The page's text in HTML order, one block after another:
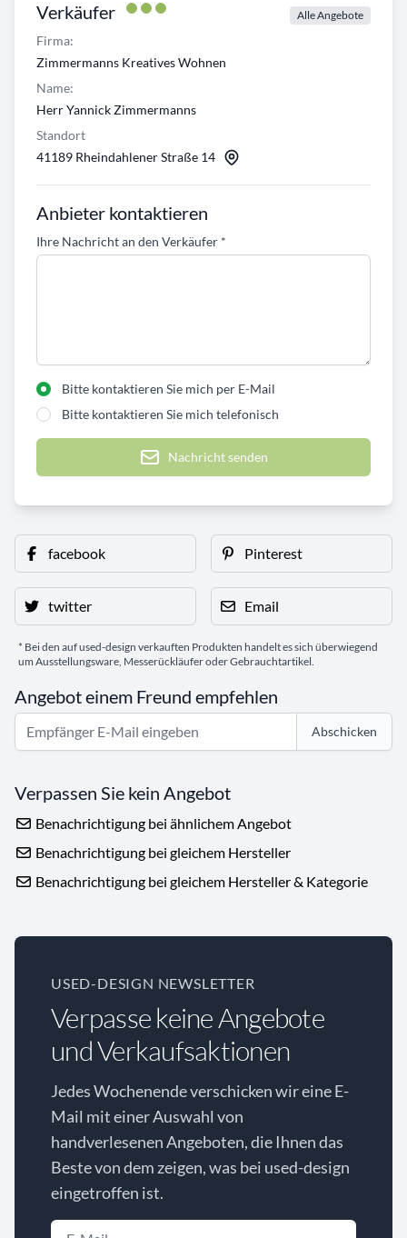
Verkäufer Alle Angebote
Firma:
Zimmermanns Kreatives Wohnen
Name:
Herr Yannick Zimmermanns
Standort
41189 Rheindahlener Straße 14
Anbieter kontaktieren
Ihre Nachricht an den Verkäufer *
Bitte kontaktieren Sie mich per E-Mail
Bitte kontaktieren Sie mich telefonisch
Nachricht senden
facebook Pinterest
twitter Email
* Bei den auf used-design verkauften Produkten handelt es sich überwiegend
um Ausstellungsware, Messerückläufer oder Gebrauchtartikel.
Angebot einem Freund empfehlen
Abschicken
Verpassen Sie kein Angebot
Benachrichtigung bei ähnlichem Angebot
Benachrichtigung bei gleichem Hersteller
Benachrichtigung bei gleichem Hersteller & Kategorie
USED-DESIGN NEWSLETTER
Verpasse keine Angebote
und Verkaufsaktionen
Jedes Wochenende verschicken wir eine E-
Mail mit einer Auswahl von
handverlesenen Angeboten, die Ihnen das
Beste von dem zeigen, was bei used-design
eingetroffen ist.